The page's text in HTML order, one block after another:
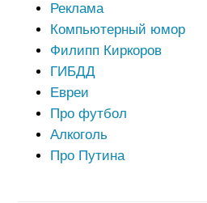
Реклама
Компьютерный юмор
Филипп Киркоров
ГИБДД
Евреи
Про футбол
Алкоголь
Про Путина